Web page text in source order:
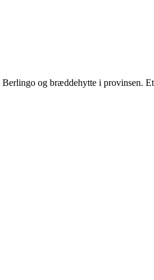
og bræddehytte i provinsen.